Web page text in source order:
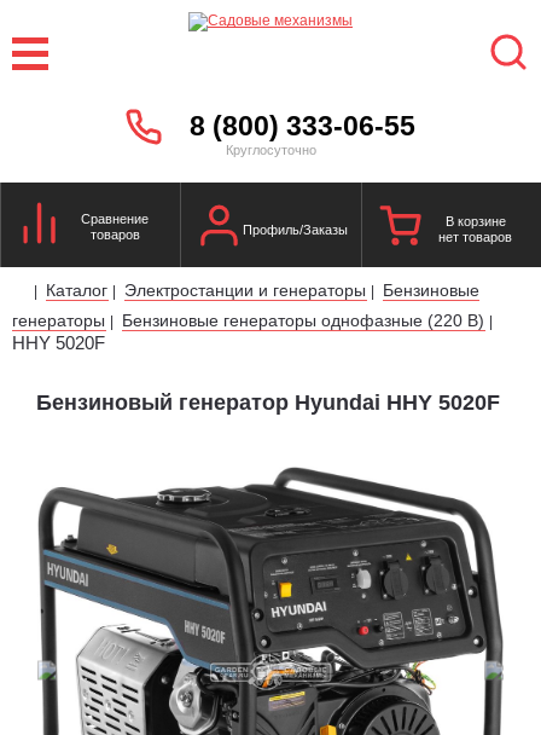
8 (800) 333-06-55
Круглосуточно
Сравнение
товаров
Профиль/Заказы
В корзине
нет товаров
| Каталог | Электростанции и генераторы |
Бензиновые
генераторы | Бензиновые генераторы однофазные (220 В) |
HHY 5020F
Бензиновый генератор Hyundai HHY 5020F